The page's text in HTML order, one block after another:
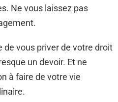
Ne vous laissez pas
de vous priver de votre droit
un devoir. Et ne
à faire de votre vie